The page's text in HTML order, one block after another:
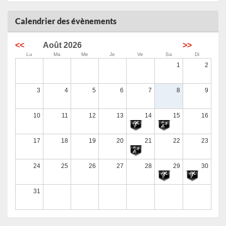
13/09/2026
Le Trail des Dolmens - Ardèche 2026
Trail du Téléthon Pays de Combronde
Run in 2 Mure 2026
Du 13/09/2026 au 21/09/2026
Gend’Trail de Barbières 2026
Calendrier des évènements
<< Août 2026 >>
Lu Ma Me Je Ve Sa Di
1 2
3 4 5 6 7 8 9
10 11 12 13 14 15 16
17 18 19 20 21 22 23
24 25 26 27 28 29 30
31